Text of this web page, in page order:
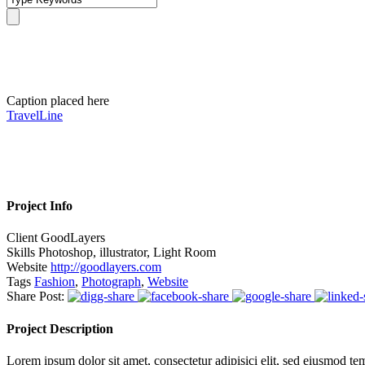
Caption placed here
TravelLine
Project Info
ClientGoodLayers
Skills Photoshop, illustrator, Light Room
Website http://goodlayers.com
Tags Fashion, Photograph, Website
Share Post:
Project Description
Lorem ipsum dolor sit amet, consectetur adipisici elit, sed eiusmod